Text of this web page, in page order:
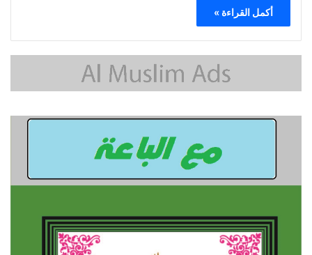
أكمل القراءة »